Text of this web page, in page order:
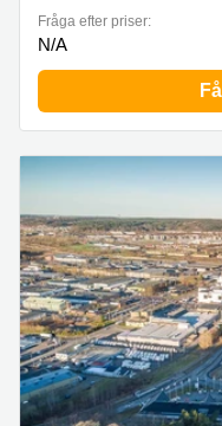
Fråga efter priser:
N/A